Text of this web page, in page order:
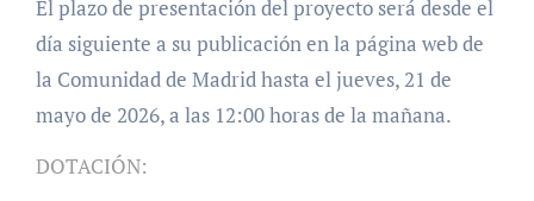
El plazo de presentación del proyecto será desde el
día siguiente a su publicación en la página web de
la Comunidad de Madrid hasta el jueves, 21 de
mayo de 2026, a las 12:00 horas de la mañana.
DOTACIÓN: